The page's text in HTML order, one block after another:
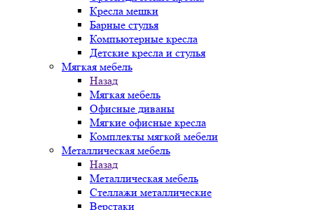
Кресла мешки
Барные стулья
Компьютерные кресла
Детские кресла и стулья
Мягкая мебель
Назад
Мягкая мебель
Офисные диваны
Мягкие офисные кресла
Комплекты мягкой мебели
Металлическая мебель
Назад
Металлическая мебель
Стеллажи металлические
Верстаки